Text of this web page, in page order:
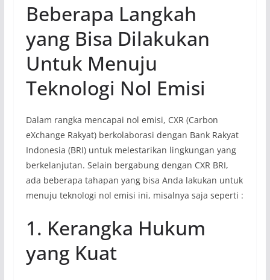
Beberapa Langkah
yang Bisa Dilakukan
Untuk Menuju
Teknologi Nol Emisi
Dalam rangka mencapai nol emisi, CXR (Carbon
eXchange Rakyat) berkolaborasi dengan Bank Rakyat
Indonesia (BRI) untuk melestarikan lingkungan yang
berkelanjutan. Selain bergabung dengan CXR BRI,
ada beberapa tahapan yang bisa Anda lakukan untuk
menuju teknologi nol emisi ini, misalnya saja seperti :
1. Kerangka Hukum
yang Kuat